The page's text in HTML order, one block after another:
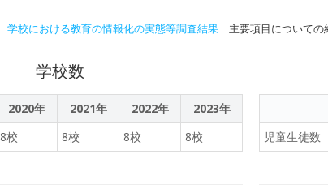
学校における教育の情報化の実態等調査結果 主要項目についての
学校数
2020年 2021年 2022年
2023年
8校 8校 8校 8校
児童生徒数